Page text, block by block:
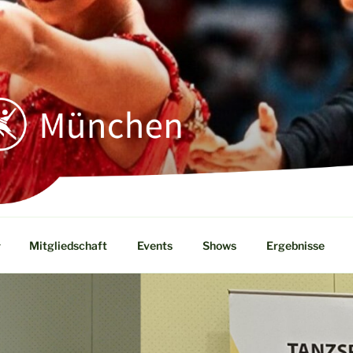
Mitgliedschaft Events Shows Ergebnisse